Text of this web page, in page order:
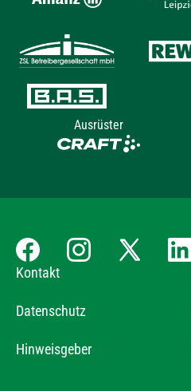
Ausrüster
Kontakt
Datenschutz
Hinweisgeber